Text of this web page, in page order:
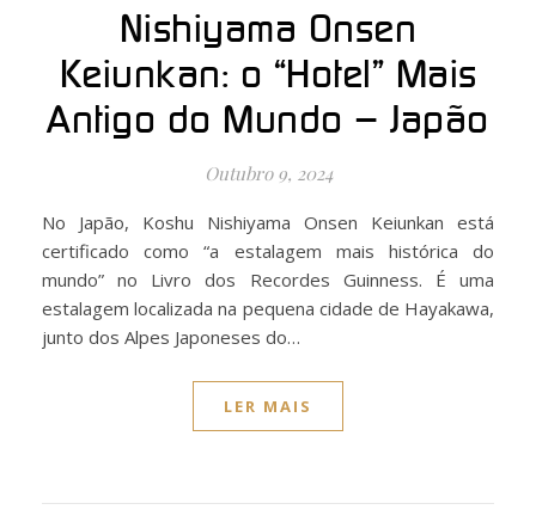
Nishiyama Onsen
Keiunkan: o “Hotel” Mais
Antigo do Mundo – Japão
Outubro 9, 2024
No Japão, Koshu Nishiyama Onsen Keiunkan está
certificado como “a estalagem mais histórica do
mundo” no Livro dos Recordes Guinness. É uma
estalagem localizada na pequena cidade de Hayakawa,
junto dos Alpes Japoneses do…
LER MAIS